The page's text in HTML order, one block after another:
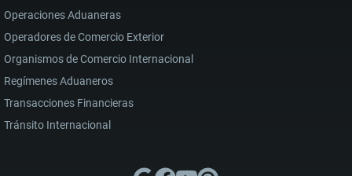
Operaciones Aduaneras
Operadores de Comercio Exterior
Organismos de Comercio Internacional
Regímenes Aduaneros
Transacciones Financieras
Tránsito Internacional